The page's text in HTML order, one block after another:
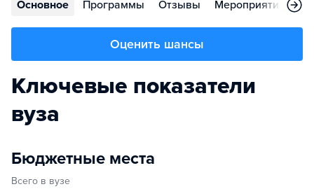
Основное Программы Отзывы Мероприятия
Оценить шансы
Ключевые показатели
вуза
Бюджетные места
Всего в вузе